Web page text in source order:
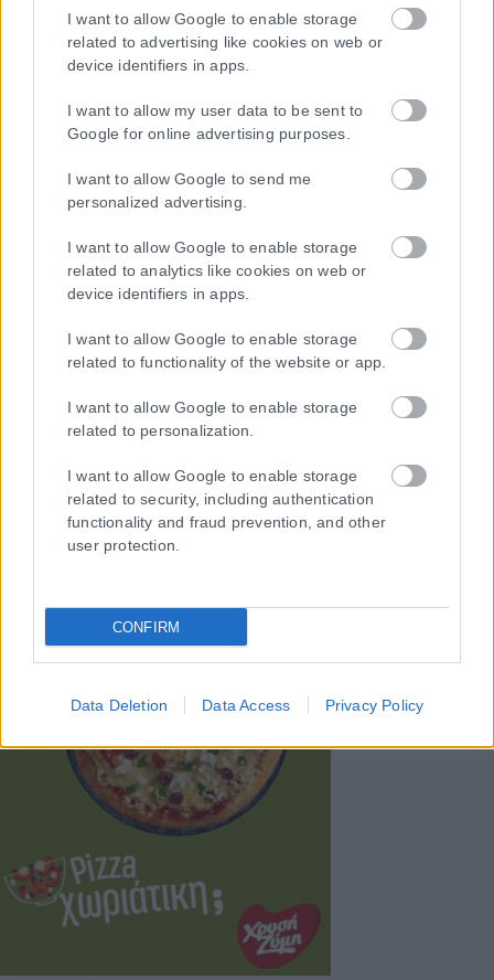
I want to allow Google to enable storage
related to advertising like cookies on web or
device identifiers in apps.
I want to allow my user data to be sent to
Google for online advertising purposes.
I want to allow Google to send me
personalized advertising.
I want to allow Google to enable storage
related to analytics like cookies on web or
device identifiers in apps.
I want to allow Google to enable storage
related to functionality of the website or app.
I want to allow Google to enable storage
related to personalization.
I want to allow Google to enable storage
related to security, including authentication
functionality and fraud prevention, and other
user protection.
CONFIRM
Data Deletion Data Access Privacy Policy
Σε εξέλιξη βρίσκονται οι διαδικασίες κρατικής αρωγής για τις περιοχές
που επλήγησαν από τις πρόσφατες πυρκαγιές, με τις αρμόδιες
ΑΝΑΡΤΉΘΗΚΕ ΑΠΌ KARFITSANEWS 02/08/2026